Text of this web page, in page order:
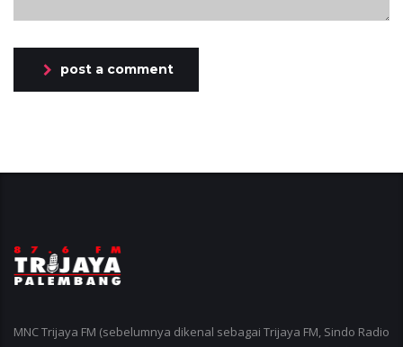
post a comment
MNC Trijaya FM (sebelumnya dikenal sebagai Trijaya FM, Sindo Radio